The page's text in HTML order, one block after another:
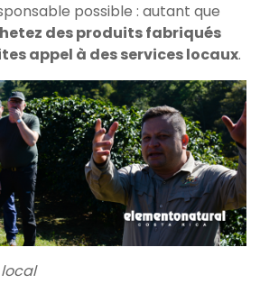
possible : autant que
des produits fabriqués
appel à des services locaux.